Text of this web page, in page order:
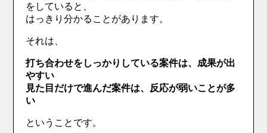
をしていると、
はっきり分かることがあります。
それは、
打ち合わせをしっかりしている案件は、成果が出
やすい
見た目だけで進んだ案件は、反応が弱いことが多
い
ということです。